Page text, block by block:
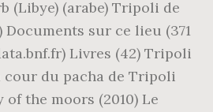
(Libye) (arabe) Tripoli de
Documents sur ce lieu (371
Livres (42) Tripoli
cour du pacha de Tripoli
of the moors (2010) Le